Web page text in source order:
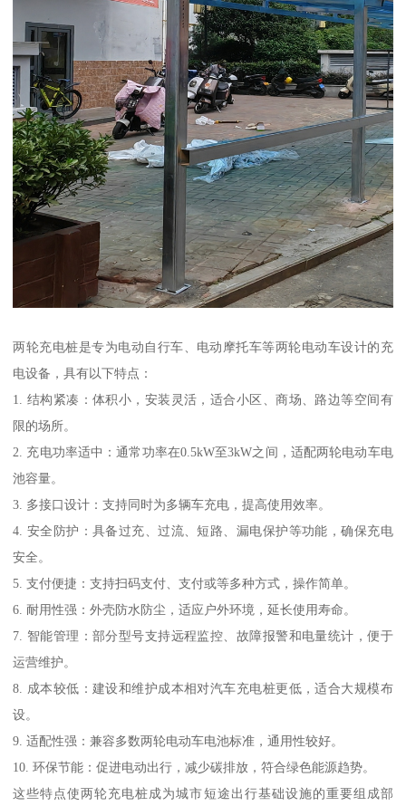
两轮充电桩是专为电动自行车、电动摩托车等两轮电动车设计的充
电设备，具有以下特点：
1. 结构紧凑：体积小，安装灵活，适合小区、商场、路边等空间有
限的场所。
2. 充电功率适中：通常功率在0.5kW至3kW之间，适配两轮电动车电
池容量。
3. 多接口设计：支持同时为多辆车充电，提高使用效率。
4. 安全防护：具备过充、过流、短路、漏电保护等功能，确保充电
安全。
5. 支付便捷：支持扫码支付、支付或等多种方式，操作简单。
6. 耐用性强：外壳防水防尘，适应户外环境，延长使用寿命。
7. 智能管理：部分型号支持远程监控、故障报警和电量统计，便于
运营维护。
8. 成本较低：建设和维护成本相对汽车充电桩更低，适合大规模布
设。
9. 适配性强：兼容多数两轮电动车电池标准，通用性较好。
10. 环保节能：促进电动出行，减少碳排放，符合绿色能源趋势。
这些特点使两轮充电桩成为城市短途出行基础设施的重要组成部